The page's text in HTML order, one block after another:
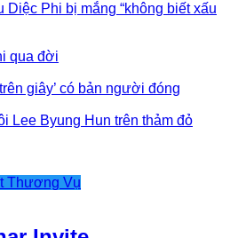
Diệc Phi bị mắng “không biết xấu
qua đời
giây’ có bản người đóng
Lee Byung Hun trên thảm đỏ
Thương Vụ